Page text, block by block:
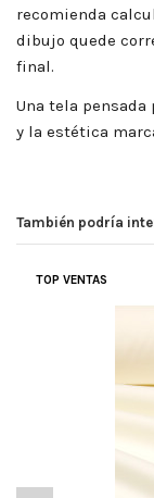
recomienda
dibujo quede
final.
Una tela
y la estética
También podría
TOP VENTAS